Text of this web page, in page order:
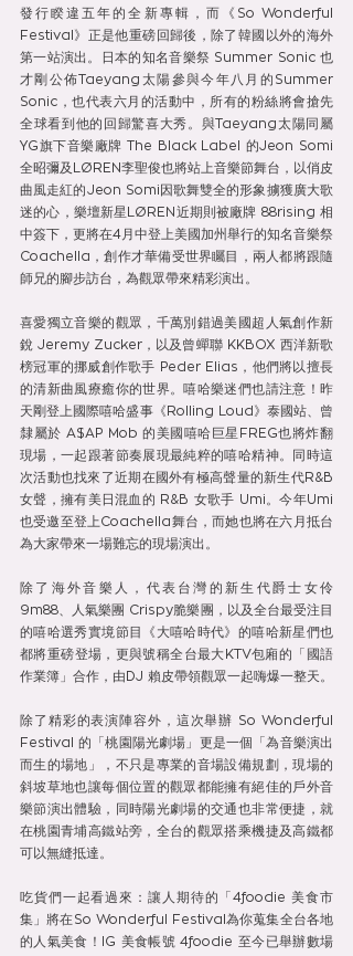
發行睽違五年的全新專輯，而《So Wonderful
Festival》正是他重磅回歸後，除了韓國以外的海外
第一站演出。日本的知名音樂祭 Summer Sonic 也
才剛公佈Taeyang太陽參與今年八月的Summer
Sonic，也代表六月的活動中，所有的粉絲將會搶先
全球看到他的回歸驚喜大秀。與Taeyang太陽同屬
YG旗下音樂廠牌 The Black Label 的Jeon Somi
全昭彌及LØREN李聖俊也將站上音樂節舞台，以俏皮
曲風走紅的Jeon Somi因歌舞雙全的形象擄獲廣大歌
迷的心，樂壇新星LØREN近期則被廠牌 88rising 相
中簽下，更將在4月中登上美國加州舉行的知名音樂祭
Coachella，創作才華備受世界矚目，兩人都將跟隨
師兄的腳步訪台，為觀眾帶來精彩演出。
喜愛獨立音樂的觀眾，千萬別錯過美國超人氣創作新
銳 Jeremy Zucker，以及曾蟬聯 KKBOX 西洋新歌
榜冠軍的挪威創作歌手 Peder Elias，他們將以擅長
的清新曲風療癒你的世界。嘻哈樂迷們也請注意！昨
天剛登上國際嘻哈盛事《Rolling Loud》泰國站、曾
隸屬於 A$AP Mob 的美國嘻哈巨星FREG也將炸翻
現場，一起跟著節奏展現最純粹的嘻哈精神。同時這
次活動也找來了近期在國外有極高聲量的新生代R&B
女聲，擁有美日混血的 R&B 女歌手 Umi。今年Umi
也受邀至登上Coachella舞台，而她也將在六月抵台
為大家帶來一場難忘的現場演出。
除了海外音樂人，代表台灣的新生代爵士女伶
9m88、人氣樂團 Crispy脆樂團，以及全台最受注目
的嘻哈選秀實境節目《大嘻哈時代》的嘻哈新星們也
都將重磅登場，更與號稱全台最大KTV包廂的「國語
作業簿」合作，由DJ 賴皮帶領觀眾一起嗨爆一整天。
除了精彩的表演陣容外，這次舉辦 So Wonderful
Festival 的「桃園陽光劇場」更是一個「為音樂演出
而生的場地」，不只是專業的音場設備規劃，現場的
斜坡草地也讓每個位置的觀眾都能擁有絕佳的戶外音
樂節演出體驗，同時陽光劇場的交通也非常便捷，就
在桃園青埔高鐵站旁，全台的觀眾搭乘機捷及高鐵都
可以無縫抵達。
吃貨們一起看過來：讓人期待的「4foodie 美食市
集」將在So Wonderful Festival為你蒐集全台各地
的人氣美食！IG 美食帳號 4foodie 至今已舉辦數場